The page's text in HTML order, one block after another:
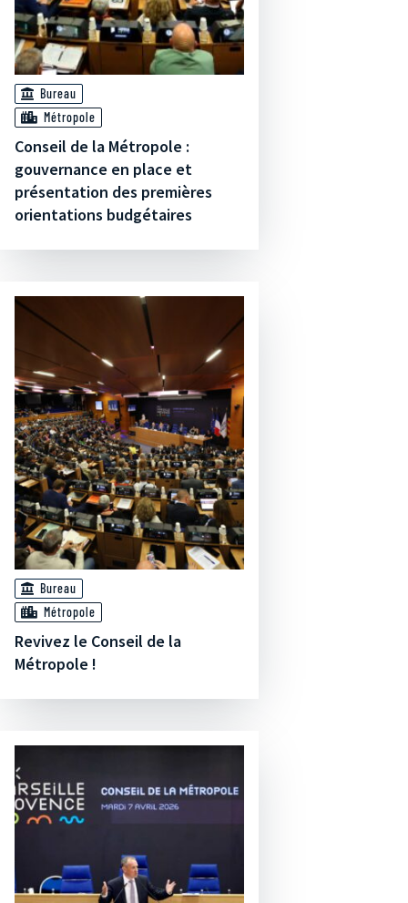
Bureau
Métropole
Conseil de la Métropole :
gouvernance en place et
présentation des premières
orientations budgétaires
Bureau
Métropole
Revivez le Conseil de la
Métropole !